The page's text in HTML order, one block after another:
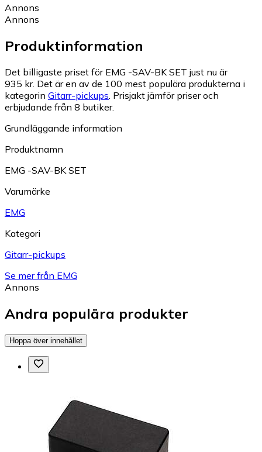
Annons
Annons
Produktinformation
Det billigaste priset för EMG -SAV-BK SET just nu är
935 kr. Det är en av de 100 mest populära produkterna i
kategorin Gitarr-pickups. Prisjakt jämför priser och
erbjudande från 8 butiker.
Grundläggande information
Produktnamn
EMG -SAV-BK SET
Varumärke
EMG
Kategori
Gitarr-pickups
Se mer från EMG
Annons
Andra populära produkter
Hoppa över innehållet